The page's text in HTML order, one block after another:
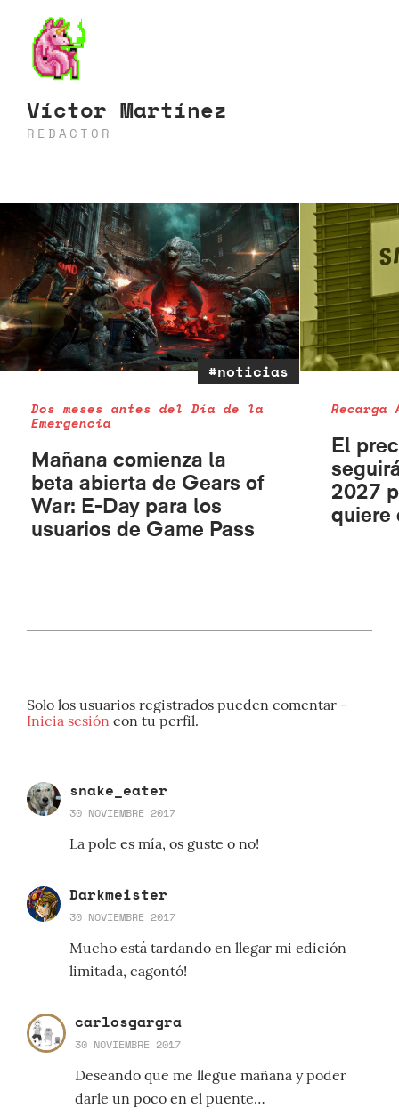
Víctor Martínez
REDACTOR
#noticias
Dos meses antes del Día de la
Emergencia
Mañana comienza la
beta abierta de Gears of
War: E-Day para los
usuarios de Game Pass
Recarga
El
2027
quiere
Solo los usuarios registrados pueden comentar -
Inicia sesión con tu perfil.
snake_eater
30 NOVIEMBRE 2017
La pole es mía, os guste o no!
Darkmeister
30 NOVIEMBRE 2017
Mucho está tardando en llegar mi edición
limitada, cagontó!
carlosgargra
30 NOVIEMBRE 2017
Deseando que me llegue mañana y poder
darle un poco en el puente…